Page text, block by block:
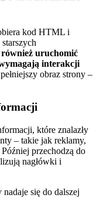
kod HTML i
uruchomić
interakcji
obraz strony –
które znalazły
– takie jak reklamy,
przechodzą do
nagłówki i
się do dalszej